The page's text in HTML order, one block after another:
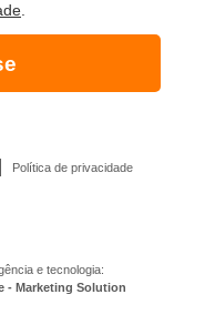
e tecnologia:
- Marketing Solution
Política de privacidade